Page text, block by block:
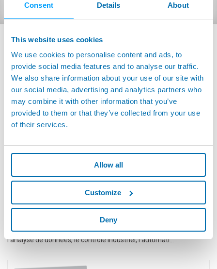
Consent Details About
This website uses cookies
We use cookies to personalise content and ads, to
provide social media features and to analyse our traffic.
We also share information about your use of our site with
our social media, advertising and analytics partners who
may combine it with other information that you’ve
provided to them or that they’ve collected from your use
of their services.
Allow all
Customize
Deny
APPLICATIONS CONNEXES
· Fabrication d'appareils et de mesureurs --
Composants électroniques
Marposs propose des matériels et logiciels pour la collecte et
l'analyse de données, le contrôle industriel, l'automati...